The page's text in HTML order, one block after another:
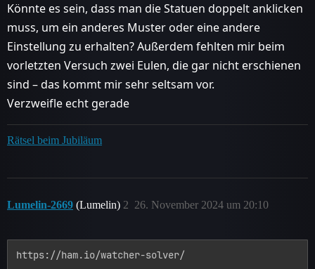
Könnte es sein, dass man die Statuen doppelt anklicken
muss, um ein anderes Muster oder eine andere
Einstellung zu erhalten? Außerdem fehlten mir beim
vorletzten Versuch zwei Eulen, die gar nicht erschienen
sind – das kommt mir sehr seltsam vor.
Verzweifle echt gerade
Rätsel beim Jubiläum
Lumelin-2669 (Lumelin) 26. November 2024 um 20:10
2
https://ham.io/watcher-solver/